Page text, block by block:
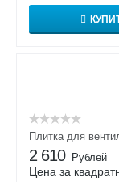
Плитка для
2 610 Рублей
Цена за